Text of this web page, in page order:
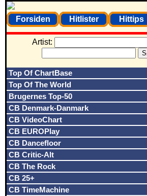
Forsiden Hitlister Hittips
Artist:
Top Of ChartBase
Top Of The World
Brugernes Top-50
CB Denmark-Danmark
CB VideoChart
CB EUROPlay
CB Dancefloor
CB Critic-Alt
CB The Rock
CB 25+
CB TimeMachine